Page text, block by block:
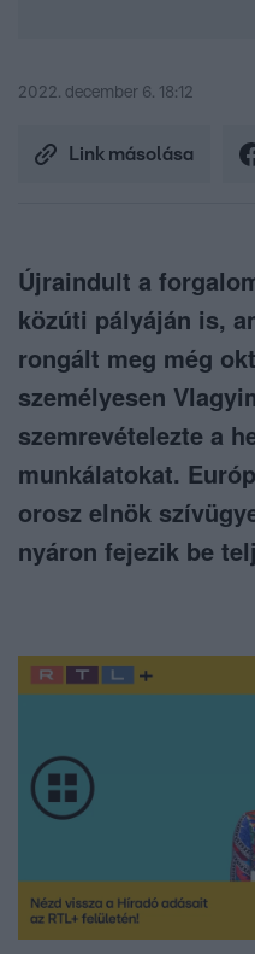
2022. december 6. 18:12
Link másolása
Újraindult a
közúti pályáján is,
rongált meg még
személyesen
szemrevételezte a
munkálatokat.
orosz elnök
nyáron fejezik be